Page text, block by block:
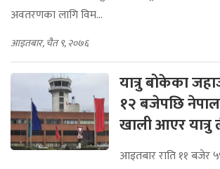
अवतरणका लागि विम...
आइतबार, चैत ९, २०७६
यात्रु बोकेका
१२ बजेपछि
खाली आएर यात्रु
आइतबार राति ११ बजेर